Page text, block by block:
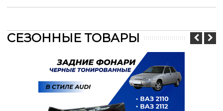
СЕЗОННЫЕ ТОВАРЫ